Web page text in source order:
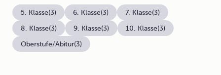
5. Klasse(3) 6. Klasse(3) 7. Klasse(3)
8. Klasse(3) 9. Klasse(3) 10. Klasse(3)
Oberstufe/Abitur(3)